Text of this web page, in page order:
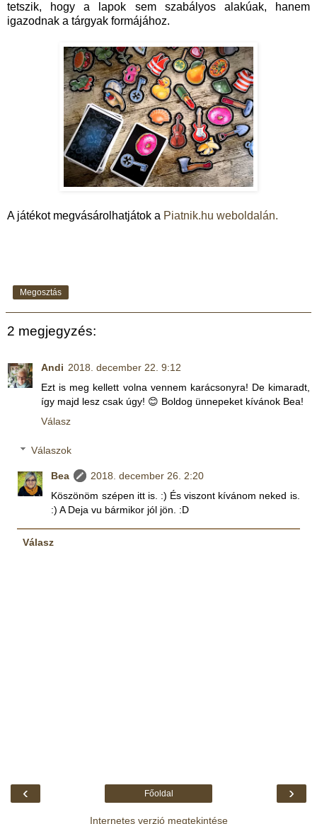
tetszik, hogy a lapok sem szabályos alakúak, hanem
igazodnak a tárgyak formájához.
A játékot megvásárolhatjátok a Piatnik.hu weboldalán.
Megosztás
2 megjegyzés:
Andi 2018. december 22. 9:12
Ezt is meg kellett volna vennem karácsonyra! De kimaradt,
így majd lesz csak úgy! 😊 Boldog ünnepeket kívánok Bea!
Válasz
Válaszok
Bea
2018. december 26. 2:20
Köszönöm szépen itt is. :) És viszont kívánom neked is.
:) A Deja vu bármikor jól jön. :D
Válasz
‹ ›
Főoldal
Internetes verzió megtekintése